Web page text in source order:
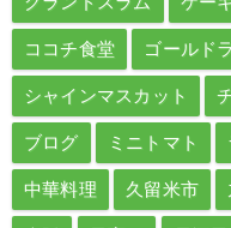
ココチ食堂 ゴールド
シャインマスカット
ブログ ミニトマト
中華料理 久留米市